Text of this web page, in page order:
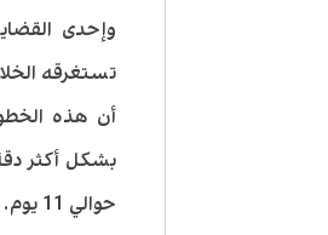
وإحدى
تستغرقه
أن هذه
بشكل أكثر
حوالي 11 يوم.